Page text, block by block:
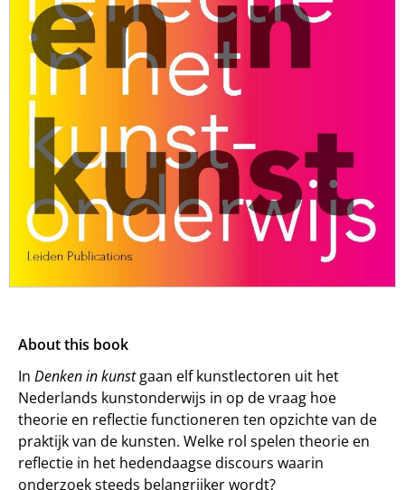
About this book
In Denken in kunstgaan elf kunstlectoren uit het
Nederlands kunstonderwijs in op de vraag hoe
theorie en reflectie functioneren ten opzichte van de
praktijk van de kunsten. Welke rol spelen theorie en
reflectie in het hedendaagse discours waarin
onderzoek steeds belangrijker wordt?